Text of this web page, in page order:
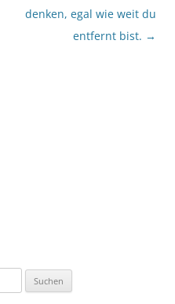
denken, egal wie weit du
entfernt bist. →